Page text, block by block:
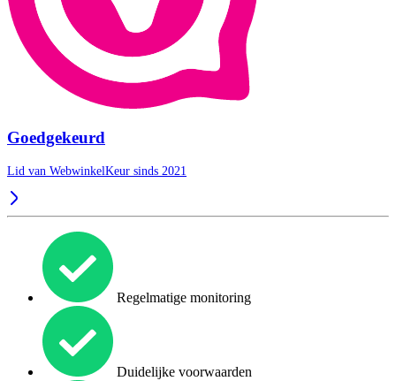
Goedgekeurd
Lid van WebwinkelKeur sinds 2021
Regelmatige monitoring
Duidelijke voorwaarden